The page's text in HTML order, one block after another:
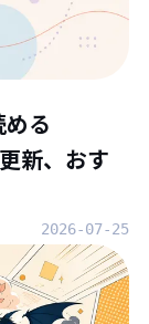
る
新、おす
2026-07-25